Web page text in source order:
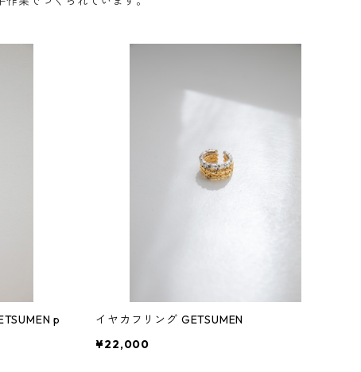
p
イヤカフリング GETSUMEN
¥22,000